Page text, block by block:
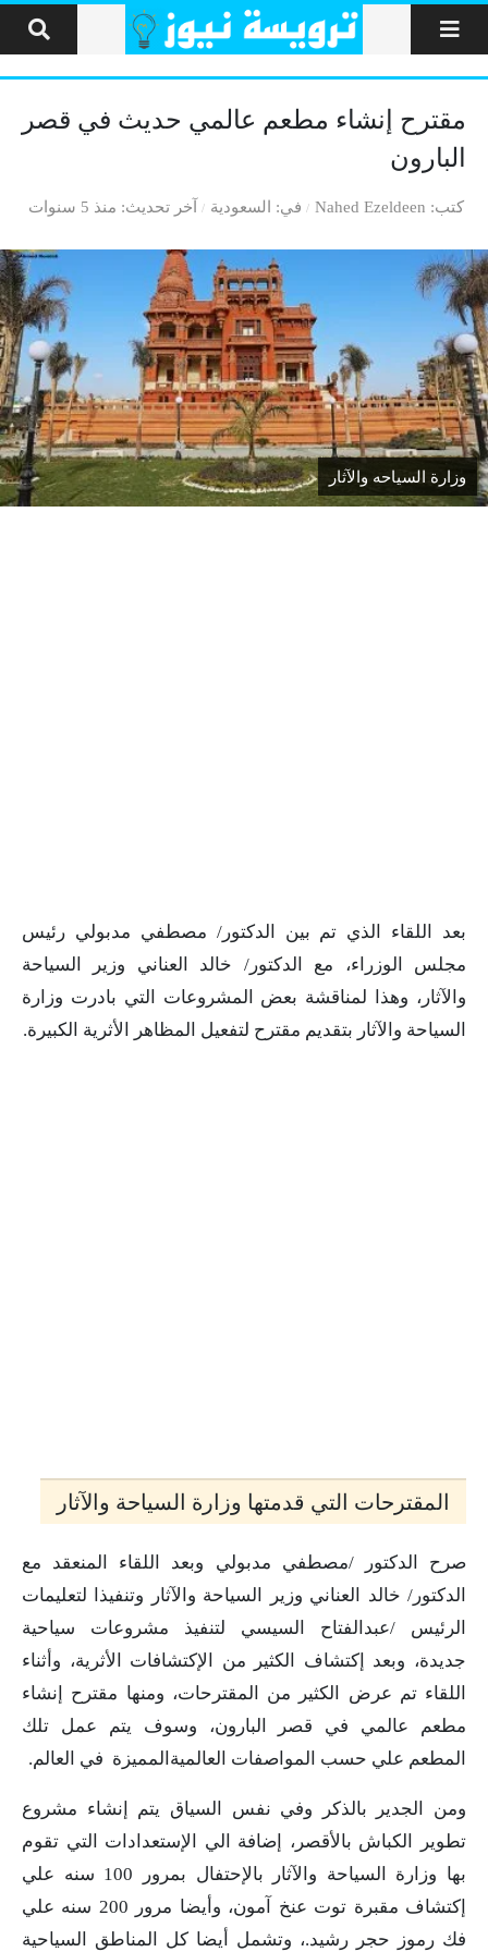
التخطي إلى المحتوى
مقترح إنشاء مطعم عالمي حديث في قصر
البارون
كتب Nahed Ezeldeen في السعودية آخر تحديث منذ 5 سنوات
وزارة السياحه والآثار
بعد اللقاء الذي تم بين الدكتور/ مصطفي مدبولي رئيس
مجلس الوزراء، مع الدكتور/ خالد العناني وزير السياحة
والآثار، وهذا لمناقشة بعض المشروعات التي بادرت وزارة
السياحة والآثار بتقديم مقترح لتفعيل المظاهر الأثرية الكبيرة.
المقترحات التي قدمتها وزارة السياحة والآثار
صرح الدكتور /مصطفي مدبولي وبعد اللقاء المنعقد مع
الدكتور/ خالد العناني وزير السياحة والآثار وتنفيذا لتعليمات
الرئيس /عبدالفتاح السيسي لتنفيذ مشروعات سياحية
جديدة، وبعد إكتشاف الكثير من الإكتشافات الأثرية، وأثناء
اللقاء تم عرض الكثير من المقترحات، ومنها مقترح إنشاء
مطعم عالمي في قصر البارون، وسوف يتم عمل تلك
المطعم علي حسب المواصفات العالميةالمميزة في العالم.
ومن الجدير بالذكر وفي نفس السياق يتم إنشاء مشروع
تطوير الكباش بالأقصر، إضافة الي الإستعدادات التي تقوم
بها وزارة السياحة والآثار بالإحتفال بمرور 100 سنه علي
إكتشاف مقبرة توت عنخ آمون، وأيضا مرور 200 سنه علي
فك رموز حجر رشيد.، وتشمل أيضا كل المناطق السياحية